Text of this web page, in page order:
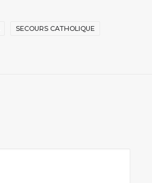
SECOURS CATHOLIQUE